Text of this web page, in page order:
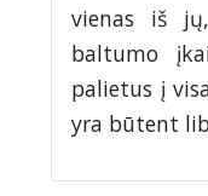
vienas iš
baltumo
palietus į
yra būtent